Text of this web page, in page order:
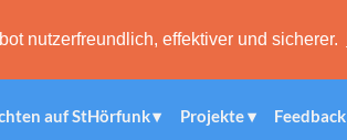
nutzerfreundlich, effektiver und sicherer.
auf StHörfunk Projekte Feedback